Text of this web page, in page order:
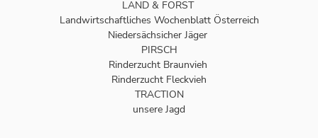
LAND & FORST
Landwirtschaftliches Wochenblatt Österreich
Niedersächsicher Jäger
PIRSCH
Rinderzucht Braunvieh
Rinderzucht Fleckvieh
TRACTION
unsere Jagd